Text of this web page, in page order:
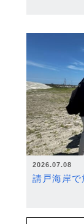
2026.07.08
請戸海岸で